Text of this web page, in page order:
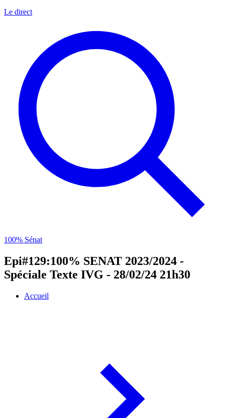
Le direct
100% Sénat
Epi#129:100% SENAT 2023/2024 -
Spéciale Texte IVG - 28/02/24 21h30
Accueil